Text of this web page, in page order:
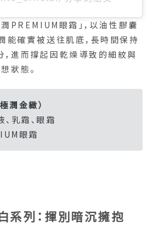
PREMIUM眼霜」，以油性膠囊
能確實被送往肌底，長時間保持
進而撐起因乾燥導致的細紋與
狀態。
潤金緻）
乳霜、眼霜
眼霜
系列：揮別暗沉擁抱